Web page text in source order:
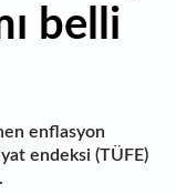
belli
enflasyon
endeksi (TÜFE)